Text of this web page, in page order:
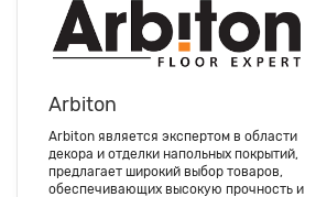
Arbiton
Arbiton является экспертом в области
декора и отделки напольных покрытий,
предлагает широкий выбор товаров,
обеспечивающих высокую прочность и